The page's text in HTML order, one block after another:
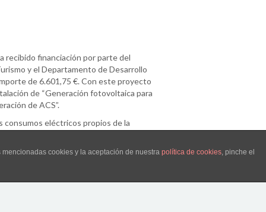
recibido financiación por parte del
y el Departamento de Desarrollo
de 6.601,75 €. Con este proyecto
de “Generación fotovoltaica para
de ACS”.
consumos eléctricos propios de la
disminuir el vertido de gases de
cookies y la aceptación de nuestra política de cookies, pinche el